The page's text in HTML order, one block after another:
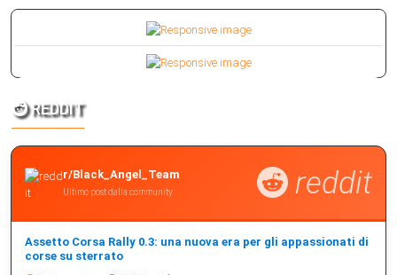
REDDIT
r/Black_Angel_Team
Ultimo post dalla community reddit
Assetto Corsa Rally 0.3: una nuova era per gli appassionati di
corse su sterrato